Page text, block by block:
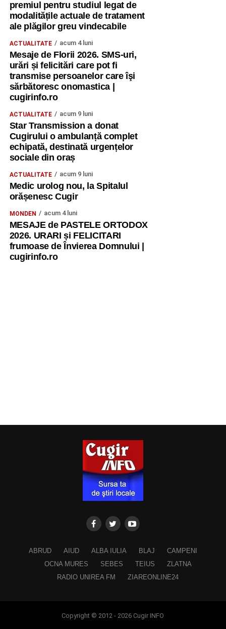
premiul pentru studiul legat de
modalitățile actuale de tratament
ale plăgilor greu vindecabile
ACTUALITATE acum 4 luni
Mesaje de Florii 2026. SMS-uri,
urări și felicitări care pot fi
transmise persoanelor care îşi
sărbătoresc onomastica |
cugirinfo.ro
ACTUALITATE acum 9 luni
Star Transmission a donat
Cugirului o ambulanță complet
echipată, destinată urgențelor
sociale din oraș
ACTUALITATE acum 9 luni
Medic urolog nou, la Spitalul
orășenesc Cugir
MONDEN acum 4 luni
MESAJE de PASTELE ORTODOX
2026. URARI și FELICITARI
frumoase de Învierea Domnului |
cugirinfo.ro
ABRUD AIUD ALBA IULIA BLAJ
CAMPENI
OCNA MURES
SEBES TEIUS
ZLATNA
RADIO UNIREA FM
ZIAREONLINE24
Copyright © 2012 - 2026 Cugir INFO